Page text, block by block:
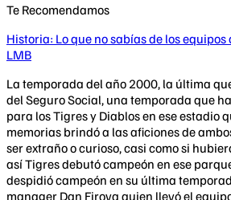
Te Recomendamos
Historia: Lo que no sabías de los
LMB
La temporada del año 2000, la última
del Seguro Social, una temporada que
para los Tigres y Diablos en ese estadio
memorias brindó a las aficiones de
ser extraño o curioso, casi como si
así Tigres debutó campeón en ese
despidió campeón en su última
manager Dan Firova quien llevó el